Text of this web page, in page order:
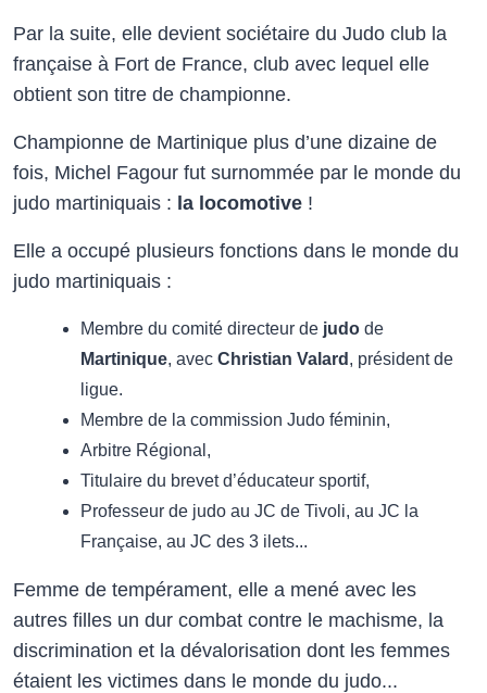
Par la suite, elle devient sociétaire du Judo club la
française à Fort de France, club avec lequel elle
obtient son titre de championne.
Championne de Martinique plus d’une dizaine de
fois, Michel Fagour fut surnommée par le monde du
judo martiniquais : la locomotive !
Elle a occupé plusieurs fonctions dans le monde du
judo martiniquais :
Membre du comité directeur de judo de
Martinique, avec Christian Valard , président de
ligue.
Membre de la commission Judo féminin,
Arbitre Régional,
Titulaire du brevet d’éducateur sportif,
Professeur de judo au JC de Tivoli, au JC la
Française, au JC des 3 ilets...
Femme de tempérament, elle a mené avec les
autres filles un dur combat contre le machisme, la
discrimination et la dévalorisation dont les femmes
étaient les victimes dans le monde du judo...